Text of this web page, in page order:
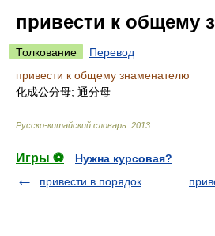
привести к общему
Толкование
Перевод
привести к общему знаменателю
化成公分母; 通分母
Русско-китайский словарь 2013
Игры ⚽
Нужна курсовая?
привести в порядок